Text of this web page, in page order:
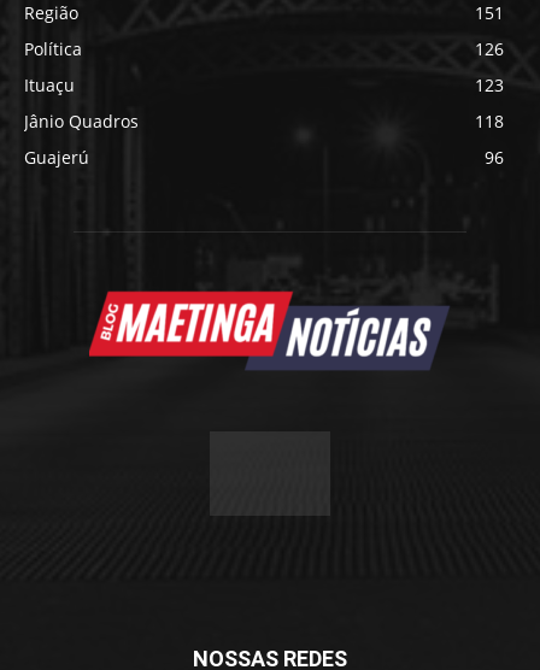
Região
151
Política
126
Ituaçu
123
Jânio Quadros
118
Guajerú
96
NOSSAS REDES